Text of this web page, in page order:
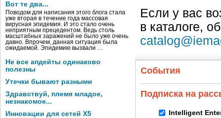
Вот те два...
Поводом для написания этого блога стала
уже вторая в течение года массовая
вирусная эпидемия. И это стало очень
неприятным прецедентом. Ведь столь
масштабных заражений не было уже очень
давно. Впрочем, данная ситуация была
ожидаемой. Эпидемию вызвали …
Не все апдейты одинаково
полезны
Утечки бывают разными
Здравствуй, племя младое,
незнакомое...
Инновации для сетей X5
Если у вас
в каталоге,
События
Подписка на
Intelligent